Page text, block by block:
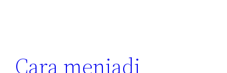
Cara menjadi